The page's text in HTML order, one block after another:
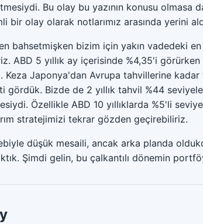
Bu olay bu yazının konusu olmasa
bir olay olarak notlarımız arasında yerini
bahsetmişken bizim için yakın vadedeki
ABD 5 yıllık ay içerisinde %4,35'i
Keza Japonya'dan Avrupa tahvillerine
gördük. Bizde de 2 yıllık tahvil %44
Özellikle ABD 10 yıllıklarda %5'li
stratejimizi tekrar gözden geçirebiliriz.
düşük mesaili, ancak arka planda
Şimdi gelin, bu çalkantılı dönemin